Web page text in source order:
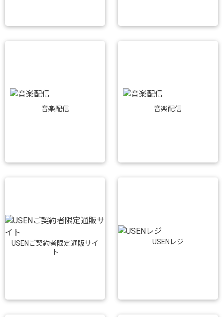
音楽配信 音楽配信
USENご契約者限定通販サイ
ト
USENレジ